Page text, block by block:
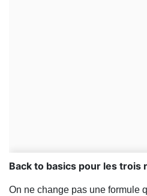
Back to basics pour les trois
On ne change pas une formule